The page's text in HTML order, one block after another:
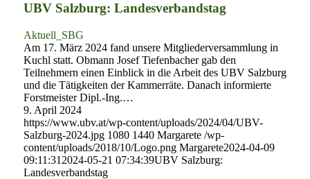
UBV Salzburg: Landesverbandstag
Aktuell_SBG
Am 17. März 2024 fand unsere Mitgliederversammlung in
Kuchl statt. Obmann Josef Tiefenbacher gab den
Teilnehmern einen Einblick in die Arbeit des UBV Salzburg
und die Tätigkeiten der Kammerräte. Danach informierte
Forstmeister Dipl.-Ing.…
9. April 2024
https://www.ubv.at/wp-content/uploads/2024/04/UBV-
Salzburg-2024.jpg 1080 1440 Margarete /wp-
content/uploads/2018/10/Logo.png Margarete2024-04-09
09:11:31 2024-05-21 07:34:39UBV Salzburg:
Landesverbandstag